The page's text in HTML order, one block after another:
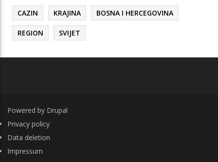
CAZIN KRAJINA BOSNA I HERCEGOVINA
REGION SVIJET
Powered by Drupal
FOOTER
Privacy policy
Data deletion
Impressum